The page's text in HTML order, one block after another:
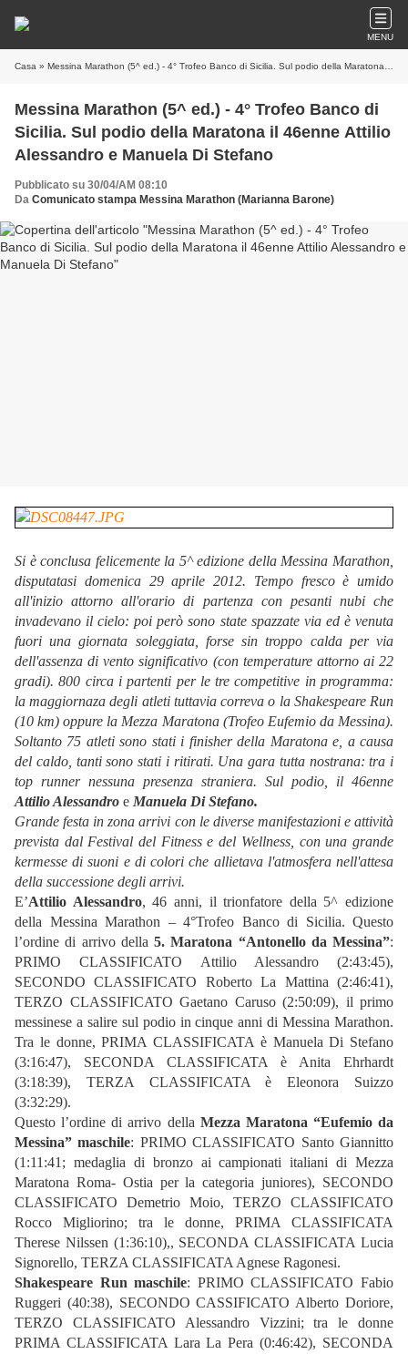
MENU
Casa » Messina Marathon (5^ ed.) - 4° Trofeo Banco di Sicilia. Sul podio della Maratona il 46enne Attilio Alessandro e Manuela Di Stefano
Messina Marathon (5^ ed.) - 4° Trofeo Banco di
Sicilia. Sul podio della Maratona il 46enne Attilio
Alessandro e Manuela Di Stefano
Pubblicato su 30/04/AM 08:10
Da Comunicato stampa Messina Marathon (Marianna Barone)
Si è conclusa felicemente la 5^ edizione della Messina Marathon,
disputatasi domenica 29 aprile 2012. Tempo fresco è umido
all'inizio attorno all'orario di partenza con pesanti nubi che
invadevano il cielo: poi però sono state spazzate via ed è venuta
fuori una giornata soleggiata, forse sin troppo calda per via
dell'assenza di vento significativo (con temperature attorno ai 22
gradi). 800 circa i partenti per le tre competitive in programma:
la maggiornaza degli atleti tuttavia correva o la Shakespeare Run
(10 km) oppure la Mezza Maratona (Trofeo Eufemio da Messina).
Soltanto 75 atleti sono stati i finisher della Maratona e, a causa
del caldo, tanti sono stati i ritirati. Una gara tutta nostrana: tra i
top runner nessuna presenza straniera. Sul podio, il 46enne
Attilio Alessandro e Manuela Di Stefano.
Grande festa in zona arrivi con le diverse manifestazioni e attività
prevista dal Festival del Fitness e del Wellness, con una grande
kermesse di suoni e di colori che allietava l'atmosfera nell'attesa
della successione degli arrivi.
E’Attilio Alessandro, 46 anni, il trionfatore della 5^ edizione
della Messina Marathon – 4°Trofeo Banco di Sicilia. Questo
l’ordine di arrivo della 5. Maratona “Antonello da Messina”:
PRIMO CLASSIFICATO Attilio Alessandro (2:43:45),
SECONDO CLASSIFICATO Roberto La Mattina (2:46:41),
TERZO CLASSIFICATO Gaetano Caruso (2:50:09), il primo
messinese a salire sul podio in cinque anni di Messina Marathon.
Tra le donne, PRIMA CLASSIFICATA è Manuela Di Stefano
(3:16:47), SECONDA CLASSIFICATA è Anita Ehrhardt
(3:18:39), TERZA CLASSIFICATA è Eleonora Suizzo
(3:32:29).
Questo l’ordine di arrivo della Mezza Maratona “Eufemio da
Messina” maschile: PRIMO CLASSIFICATO Santo Giannitto
(1:11:41; medaglia di bronzo ai campionati italiani di Mezza
Maratona Roma- Ostia per la categoria juniores), SECONDO
CLASSIFICATO Demetrio Moio, TERZO CLASSIFICATO
Rocco Migliorino; tra le donne, PRIMA CLASSIFICATA
Therese Nilssen (1:36:10),, SECONDA CLASSIFICATA Lucia
Signorello, TERZA CLASSIFICATA Agnese Ragonesi.
Shakespeare Run maschile: PRIMO CLASSIFICATO Fabio
Ruggeri (40:38), SECONDO CASSIFICATO Alberto Doriore,
TERZO CLASSIFICATO Alessandro Vizzini; tra le donne
PRIMA CLASSIFICATA Lara La Pera (0:46:42), SECONDA